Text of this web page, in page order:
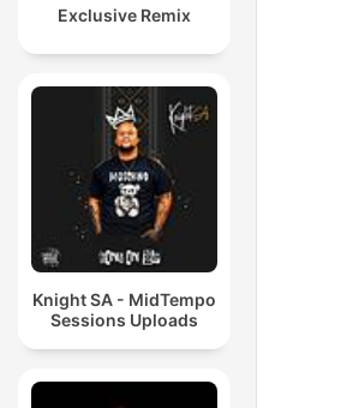
Exclusive Remix
Knight SA - MidTempo
Sessions Uploads